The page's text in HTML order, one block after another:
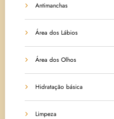
Antimanchas
Área dos Lábios
Área dos Olhos
Hidratação básica
Limpeza